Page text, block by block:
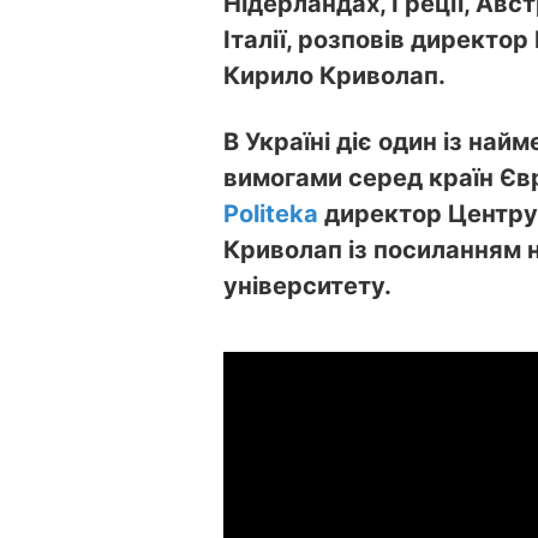
Італії, розповів
Кирило Криволап.
В Україні діє один із
вимогами серед країн
Politeka директор
Криволап із посиланням
університету.